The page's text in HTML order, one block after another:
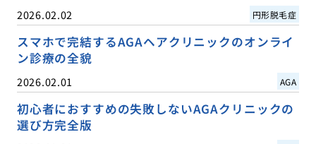
2026.02.02 円形脱毛症
スマホで完結するAGAヘアクリニックのオンライ
ン診療の全貌
2026.02.01 AGA
初心者におすすめの失敗しないAGAクリニックの
選び方完全版